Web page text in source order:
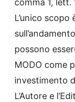
comma 1, lett.
L’unico
possono
MODO come
investimento
L’Autore e